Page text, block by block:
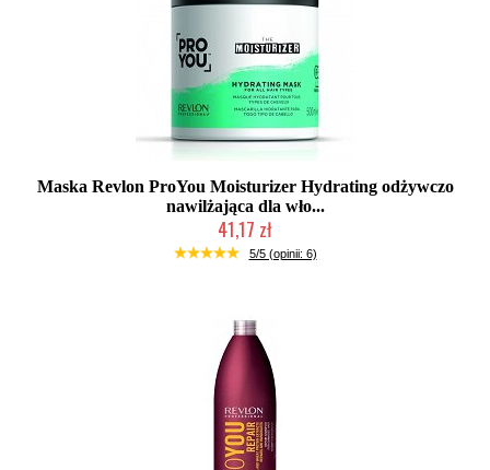
Maska Revlon ProYou Moisturizer Hydrating odżywczo
nawilżająca dla wło...
41,17 zł
Duża ilość (wysyłka w 24h)
5/5 (opinii: 6)